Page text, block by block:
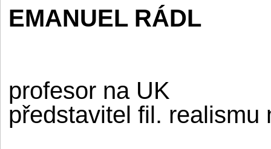
EMANUEL RÁDL
profesor na UK
představitel fil. realismu